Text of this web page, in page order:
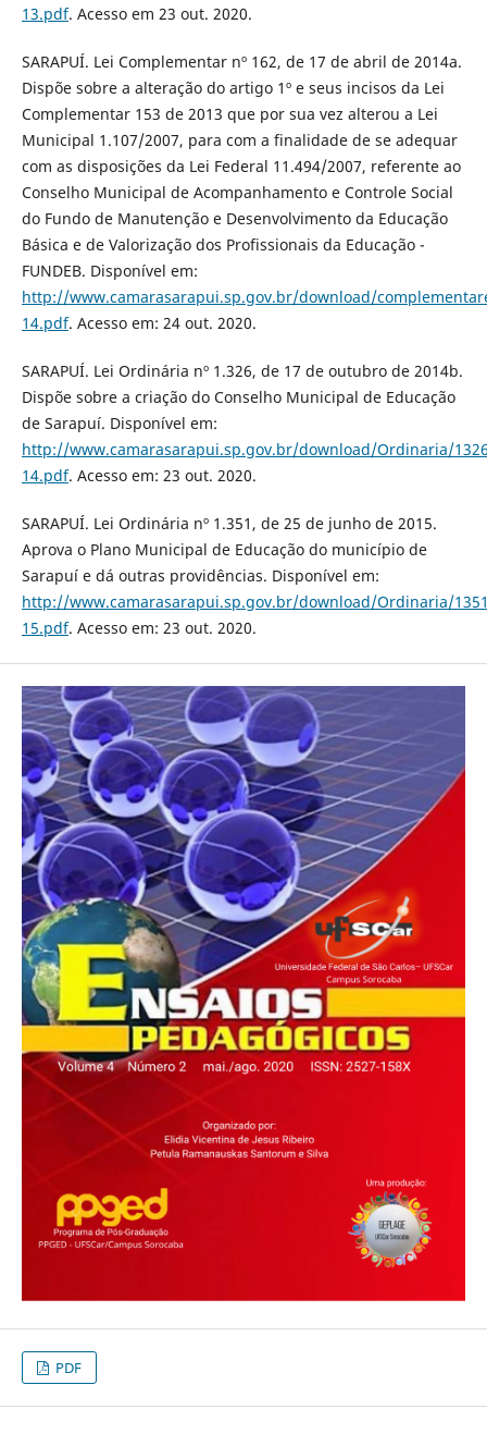
13.pdf. Acesso em 23 out. 2020.
SARAPUÍ. Lei Complementar nº 162, de 17 de abril de 2014a.
Dispõe sobre a alteração do artigo 1º e seus incisos da Lei
Complementar 153 de 2013 que por sua vez alterou a Lei
Municipal 1.107/2007, para com a finalidade de se adequar
com as disposições da Lei Federal 11.494/2007, referente ao
Conselho Municipal de Acompanhamento e Controle Social
do Fundo de Manutenção e Desenvolvimento da Educação
Básica e de Valorização dos Profissionais da Educação -
FUNDEB. Disponível em:
http://www.camarasarapui.sp.gov.br/download/
14.pdf. Acesso em: 24 out. 2020.
SARAPUÍ. Lei Ordinária nº 1.326, de 17 de outubro de 2014b.
Dispõe sobre a criação do Conselho Municipal de Educação
de Sarapuí. Disponível em:
http://www.camarasarapui.sp.gov.br/download/Ordinaria/
14.pdf. Acesso em: 23 out. 2020.
SARAPUÍ. Lei Ordinária nº 1.351, de 25 de junho de 2015.
Aprova o Plano Municipal de Educação do município de
Sarapuí e dá outras providências. Disponível em:
http://www.camarasarapui.sp.gov.br/download/Ordinaria/
15.pdf. Acesso em: 23 out. 2020.
PDF